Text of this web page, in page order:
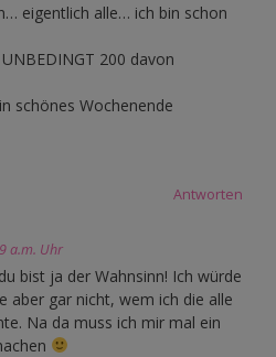
eigentlich alle… ich bin schon
200 davon
schönes Wochenende
Antworten
a.m. Uhr
bist ja der Wahnsinn! Ich würde
aber gar nicht, wem ich die alle
Na da muss ich mir mal ein